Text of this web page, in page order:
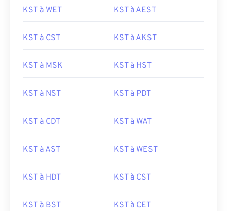
KST à WET KST à AEST
KST à CST KST à AKST
KST à MSK KST à HST
KST à NST KST à PDT
KST à CDT KST à WAT
KST à AST KST à WEST
KST à HDT KST à CST
KST à BST KST à CET